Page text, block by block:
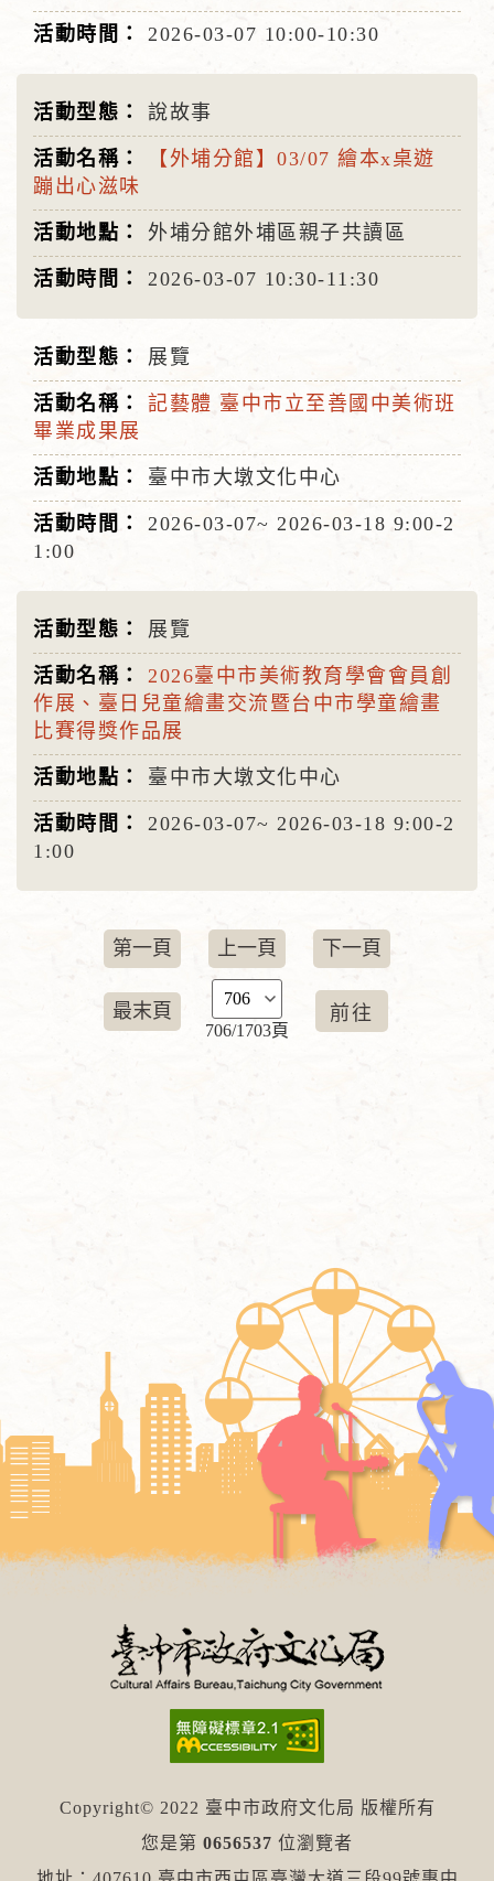
2026-03-07 10:00-10:30
說故事
【外埔分館】03/07 繪本x桌遊
蹦出心滋味
外埔分館外埔區親子共讀區
2026-03-07 10:30-11:30
展覽
記藝體 臺中市立至善國中美術班
畢業成果展
臺中市大墩文化中心
2026-03-07~ 2026-03-18 9:00-2
1:00
展覽
2026臺中市美術教育學會會員創
作展、臺日兒童繪畫交流暨台中市學童繪畫
比賽得獎作品展
臺中市大墩文化中心
2026-03-07~ 2026-03-18 9:00-2
1:00
第一頁 上一頁 下一頁
最末頁
706/1703頁
Copyright© 2022 臺中市政府文化局 版權所有
您是第 0656537 位瀏覽者